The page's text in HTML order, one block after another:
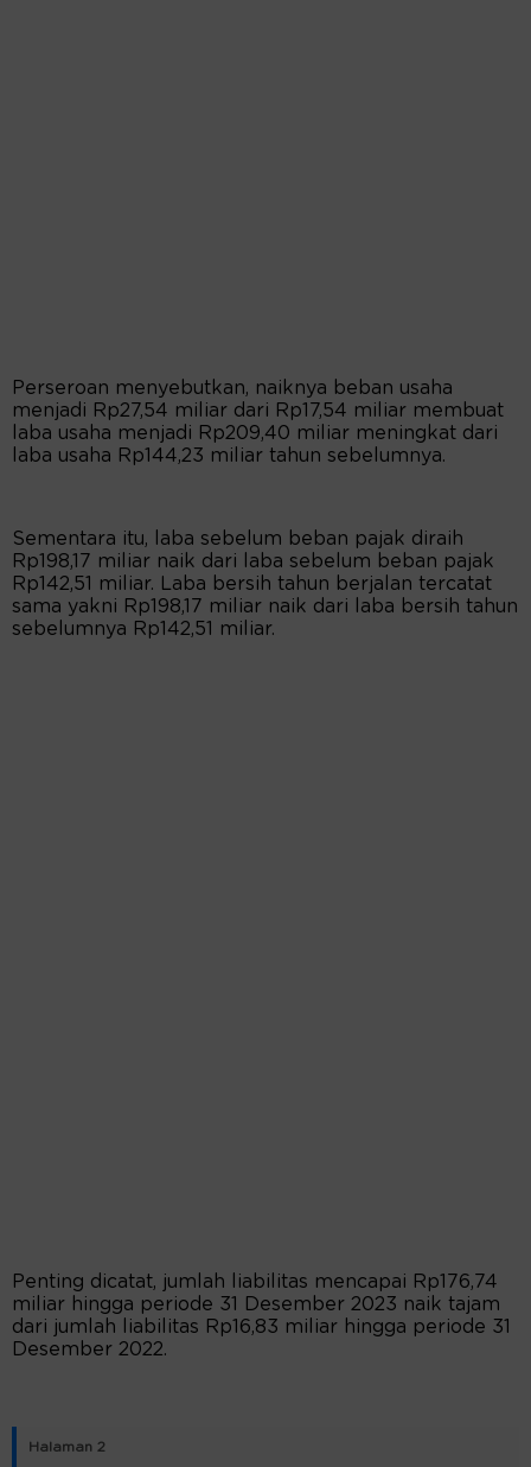
Perseroan menyebutkan, naiknya beban usaha
menjadi Rp27,54 miliar dari Rp17,54 miliar membuat
laba usaha menjadi Rp209,40 miliar meningkat dari
laba usaha Rp144,23 miliar tahun sebelumnya.
Sementara itu, laba sebelum beban pajak diraih
Rp198,17 miliar naik dari laba sebelum beban pajak
Rp142,51 miliar. Laba bersih tahun berjalan tercatat
sama yakni Rp198,17 miliar naik dari laba bersih tahun
sebelumnya Rp142,51 miliar.
Penting dicatat, jumlah liabilitas mencapai Rp176,74
miliar hingga periode 31 Desember 2023 naik tajam
dari jumlah liabilitas Rp16,83 miliar hingga periode 31
Desember 2022.
Halaman 2